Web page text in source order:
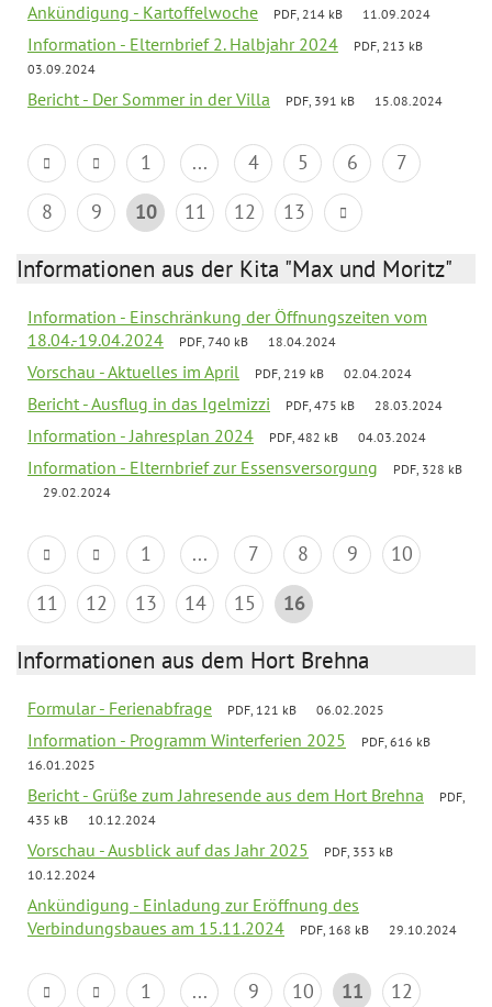
Ankündigung - Kartoffelwoche PDF, 214 kB 11.09.2024
Information - Elternbrief 2. Halbjahr 2024
PDF, 213 kB
03.09.2024
Bericht - Der Sommer in der Villa PDF, 391 kB 15.08.2024
1 ... 4 5 6
7
8
9 10 11 12 13
Informationen aus der Kita "Max und Moritz"
Information - Einschränkung der Öffnungszeiten vom
18.04.-19.04.2024
PDF, 740 kB 18.04.2024
Vorschau - Aktuelles im April PDF, 219 kB 02.04.2024
Bericht - Ausflug in das Igelmizzi PDF, 475 kB 28.03.2024
Information - Jahresplan 2024 PDF, 482 kB 04.03.2024
Information - Elternbrief zur Essensversorgung
PDF, 328 kB
29.02.2024
1 ... 7 8 9
10
11
12 13 14 15 16
Informationen aus dem Hort Brehna
Formular - Ferienabfrage PDF, 121 kB 06.02.2025
Information - Programm Winterferien 2025
PDF, 616 kB
16.01.2025
Bericht - Grüße zum Jahresende aus dem Hort Brehna
PDF,
435 kB
10.12.2024
Vorschau - Ausblick auf das Jahr 2025
PDF, 353 kB
10.12.2024
Ankündigung - Einladung zur Eröffnung des
Verbindungsbaues am 15.11.2024
PDF, 168 kB 29.10.2024
1 ... 9 10 11
12